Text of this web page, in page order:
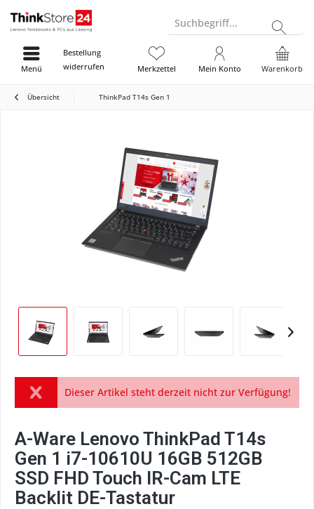
Suchbegriff...
Bestellung
widerrufen
Warenkorb
Merkzettel Mein Konto
Menü
Übersicht ThinkPad T14s Gen 1
Dieser Artikel steht derzeit nicht zur Verfügung!
A-Ware Lenovo ThinkPad T14s
Gen 1 i7-10610U 16GB 512GB
SSD FHD Touch IR-Cam LTE
Backlit DE-Tastatur